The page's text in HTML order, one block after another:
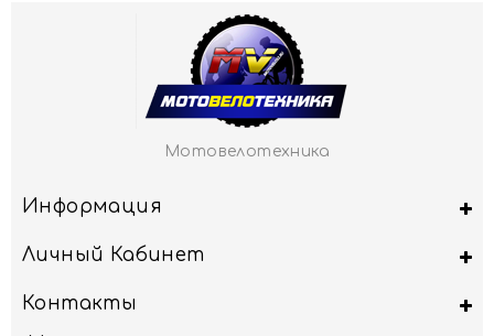
Мотовелотехника
Информация
Личный Кабинет
Контакты